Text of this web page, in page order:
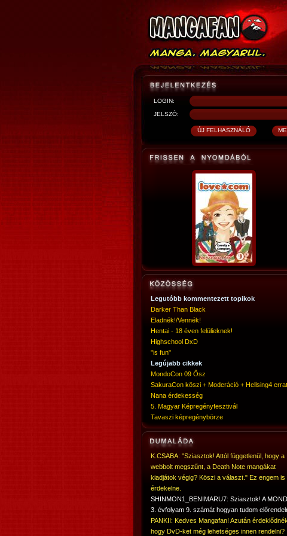
LOGIN:
JELSZÓ:
Legutóbb kommentezett topikok
Darker Than Black
Eladnék!/Vennék!
Hentai - 18 éven felülieknek!
Highschool DxD
"is fun"
Legújabb cikkek
MondoCon 09 Ősz
SakuraCon köszi + Moderáció + Hellsing4
Nana érdekesség
5. Magyar Képregényfesztivál
Tavaszi képregénybörze
K.CSABA: "Sziasztok! Attól függetlenül, hogy a
webbolt megszűnt, a Death Note mangákat
kiadjátok végig? Köszi a választ." Ez engem is
érdekelne.
SHINMON1_BENIMARU7: Sziasztok! A
3. évfolyam 9. számát hogyan tudom
PANKII: Kedves Mangafan! Azután érdeklődnék,
hogy DvD-ket még lehetséges innen rendelni?